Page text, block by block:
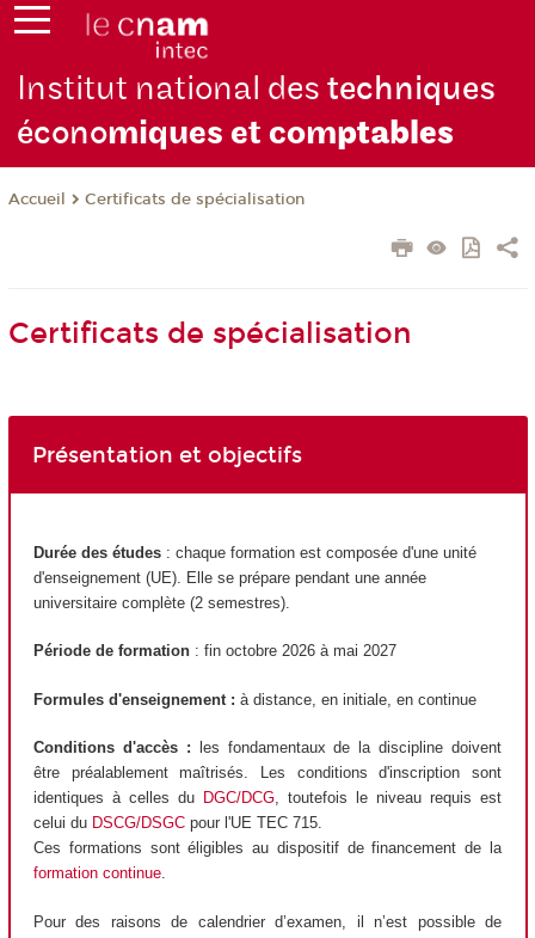
Institut national destechniques
économiques et comptables
Accueil Certificats de spécialisation
Certificats de spécialisation
Présentation et objectifs
Durée des études : chaque formation est composée d'une unité
d'enseignement (UE). Elle se prépare pendant une année
universitaire complète (2 semestres).
Période de formation : fin octobre 2026 à mai 2027
Formules d'enseignement : à distance, en initiale, en continue
Conditions d'accès :
les fondamentaux de la discipline doivent
être préalablement maîtrisés. Les conditions d'inscription sont
identiques à celles du DGC/DCG, toutefois le niveau requis est
celui du DSCG/DSGC pour l'UE TEC 715.
Ces formations sont éligibles au dispositif de financement de la
formation continue.
Pour des raisons de calendrier d’examen, il n’est possible de